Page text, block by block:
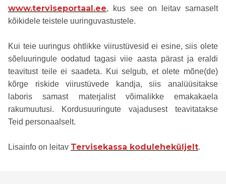
www.terviseportaal.ee, kus see on leitav sarnaselt
kõikidele teistele uuringuvastustele.
Kui teie uuringus ohtlikke viirustüvesid ei esine, siis olete
sõeluuringule oodatud tagasi viie aasta pärast ja eraldi
teavitust teile ei saadeta. Kui selgub, et olete mõne(de)
kõrge riskide viirustüvede kandja, siis analüüsitakse
laboris samast materjalist võimalikke emakakaela
rakumuutusi. Kordusuuringute vajadusest teavitatakse
Teid personaalselt.
Lisainfo on leitav Tervisekassa koduleheküljelt.